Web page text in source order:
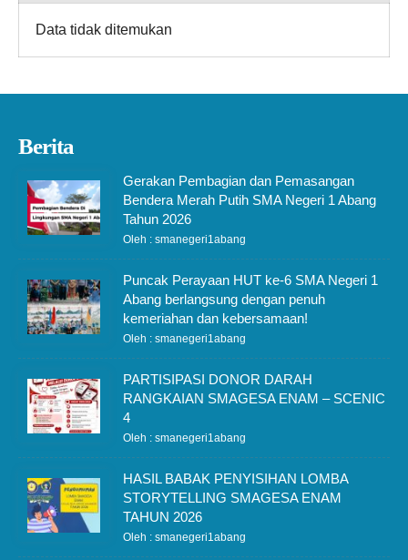
Data tidak ditemukan
Berita
Gerakan Pembagian dan Pemasangan
Bendera Merah Putih SMA Negeri 1 Abang
Tahun 2026
Oleh : smanegeri1abang
Puncak Perayaan HUT ke-6 SMA Negeri 1
Abang berlangsung dengan penuh
kemeriahan dan kebersamaan!
Oleh : smanegeri1abang
PARTISIPASI DONOR DARAH
RANGKAIAN SMAGESA ENAM – SCENIC
4
Oleh : smanegeri1abang
HASIL BABAK PENYISIHAN LOMBA
STORYTELLING SMAGESA ENAM
TAHUN 2026
Oleh : smanegeri1abang